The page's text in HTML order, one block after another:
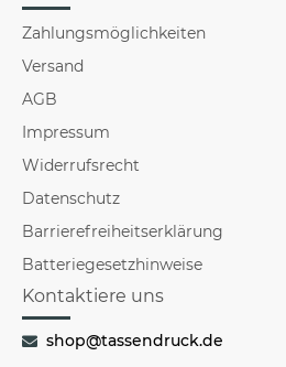
Zahlungsmöglichkeiten
Versand
AGB
Impressum
Widerrufsrecht
Datenschutz
Barrierefreiheitserklärung
Batteriegesetzhinweise
Kontaktiere uns
shop@tassendruck.de